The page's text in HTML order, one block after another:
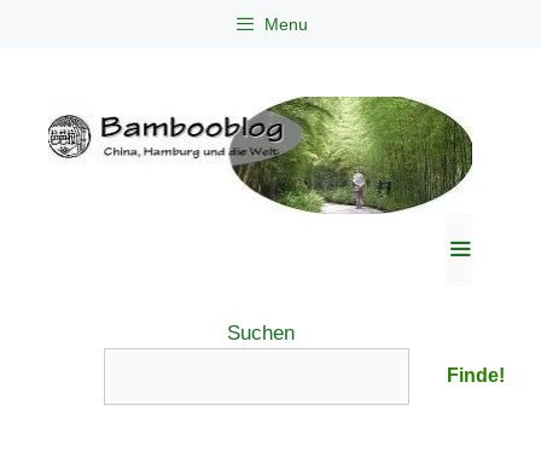
Menu
Suchen
Finde!